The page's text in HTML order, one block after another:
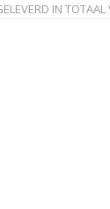
IN